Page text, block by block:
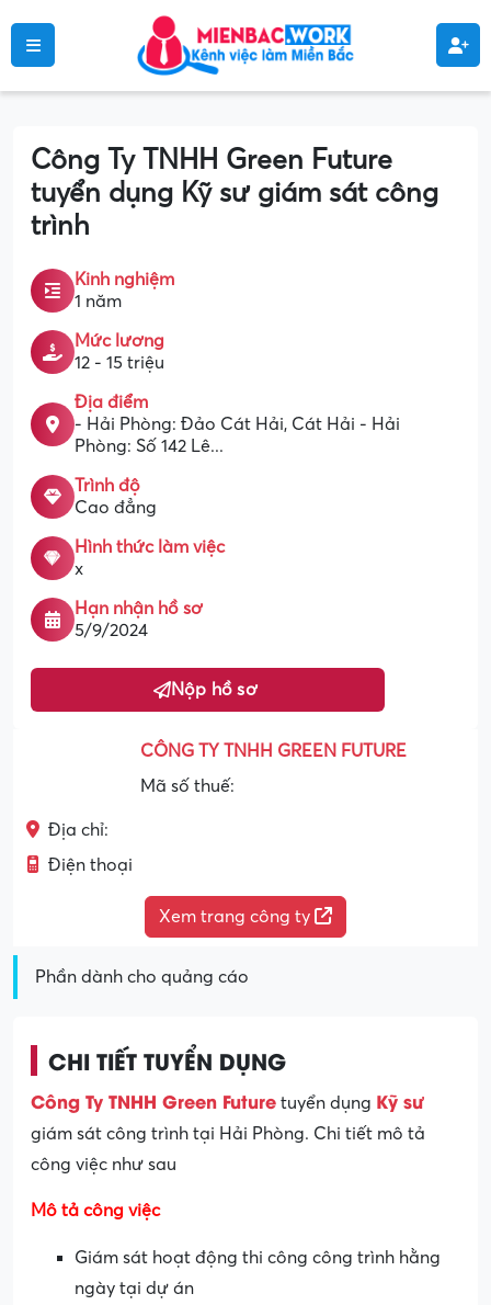
Công Ty TNHH Green Future
tuyển dụng Kỹ sư giám sát công
trình
Kinh nghiệm
1 năm
Mức lương
12 - 15 triệu
Địa điểm
- Hải Phòng: Đảo Cát Hải, Cát Hải - Hải
Phòng: Số 142 Lê...
Trình độ
Cao đẳng
Hình thức làm việc
x
Hạn nhận hồ sơ
5/9/2024
Nộp hồ sơ
CÔNG TY TNHH GREEN FUTURE
Mã số thuế:
Địa chỉ:
Điện thoại
Xem trang công ty
Phần dành cho quảng cáo
CHI TIẾT TUYỂN DỤNG
Công Ty TNHH Green Future tuyển dụng Kỹ sư
giám sát công trình tại Hải Phòng. Chi tiết mô tả
công việc như sau
Mô tả công việc
Giám sát hoạt động thi công công trình hằng
ngày tại dự án